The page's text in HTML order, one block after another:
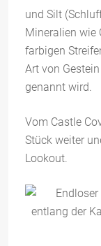
und Silt
Mineralien wie
farbigen
Art von
genannt wird.
Vom Castle
Stück weiter
Lookout.